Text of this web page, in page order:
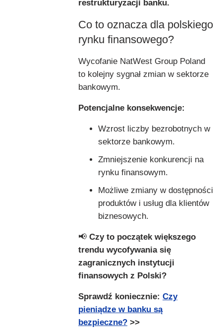
restrukturyzacji banku.
Co to oznacza dla polskiego
rynku finansowego?
Wycofanie NatWest Group Poland
to kolejny sygnał zmian w sektorze
bankowym.
Potencjalne konsekwencje:
Wzrost liczby bezrobotnych w
sektorze bankowym.
Zmniejszenie konkurencji na
rynku finansowym.
Możliwe zmiany w dostępności
produktów i usług dla klientów
biznesowych.
📢 Czy to początek większego
trendu wycofywania się
zagranicznych instytucji
finansowych z Polski?
Sprawdź koniecznie: Czy
pieniądze w banku są
bezpieczne? >>